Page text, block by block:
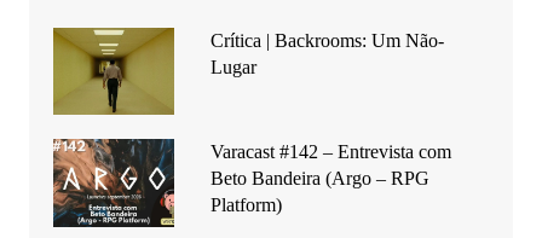
Crítica | Backrooms: Um Não-
Lugar
Varacast #142 – Entrevista com
Beto Bandeira (Argo – RPG
Platform)